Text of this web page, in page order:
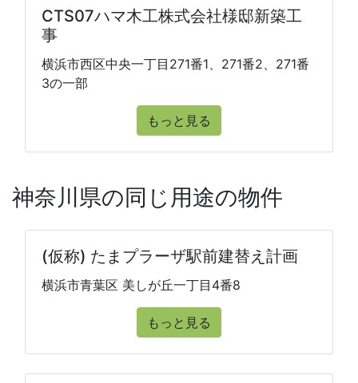
CTS07ハマ木工株式会社様邸新築工
事
横浜市西区中央一丁目271番1、271番2、271番
3の一部
もっと見る
神奈川県の同じ用途の物件
(仮称) たまプラーザ駅前建替え計画
横浜市青葉区 美しが丘一丁目4番8
もっと見る